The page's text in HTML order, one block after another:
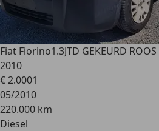
Fiat Fiorino1.3JTD GEKEURD
2010
€ 2.0001
05/2010
220.000 km
Diesel